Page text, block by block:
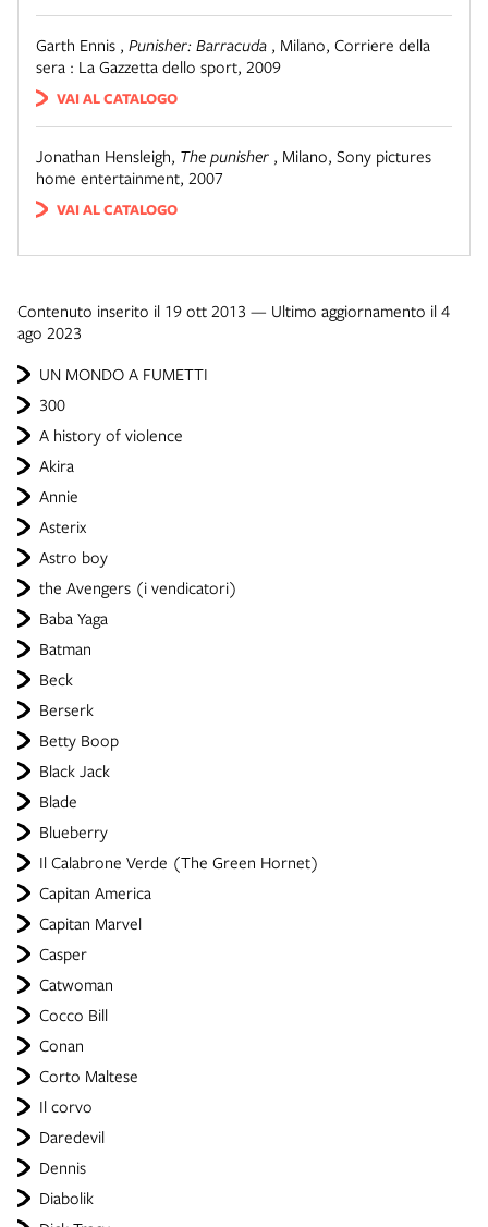
UN MONDO A FUMETTI
300
A history of violence
Akira
Annie
Asterix
Astro boy
the Avengers (i vendicatori)
Baba Yaga
Batman
Beck
Berserk
Betty Boop
Black Jack
Blade
Blueberry
Il Calabrone Verde (The Green Hornet)
Capitan America
Capitan Marvel
Casper
Catwoman
Cocco Bill
Conan
Corto Maltese
Il corvo
Daredevil
Dennis
Diabolik
Garth Ennis , Punisher: Barracuda , Milano, Corriere della
sera : La Gazzetta dello sport, 2009
VAI AL CATALOGO
Jonathan Hensleigh, The punisher , Milano, Sony pictures
home entertainment, 2007
VAI AL CATALOGO
Contenuto inserito il 19 ott 2013 — Ultimo aggiornamento il 4
ago 2023